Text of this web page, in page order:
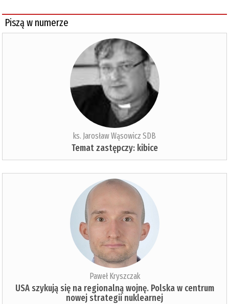
Piszą w numerze
ks. Jarosław Wąsowicz SDB
Temat zastępczy: kibice
Paweł Kryszczak
USA szykują się na regionalną wojnę. Polska w centrum
nowej strategii nuklearnej